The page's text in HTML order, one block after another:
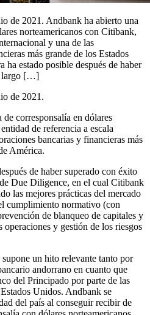
de 2021. Andbank ha abierto una
norteamericanos con Citibank,
y una de las
más grande de los Estados
estado posible después de haber
largo […]
de 2021.
corresponsalía en dólares
de referencia a escala
bancarias y financieras más
América.
de haber superado con éxito
Due Diligence, en el cual Citibank
las mejores prácticas del mercado
cumplimiento normativo (con
de blanqueo de capitales y
y gestión de los riesgos
un hito relevante tanto por
andorrano en cuanto que
del Principado por parte de las
Unidos. Andbank se
del país al conseguir recibir de